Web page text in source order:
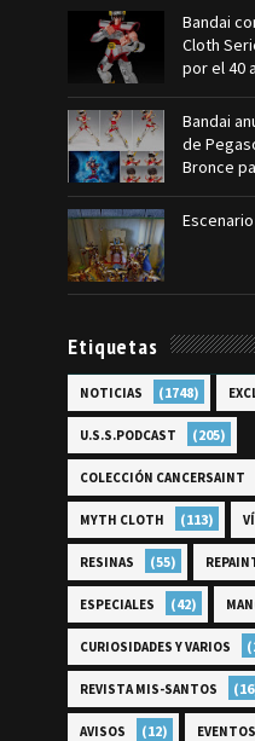
Bandai
Cloth
por el 40
Bandai
de
Bronce
Etiquetas
NOTICIAS (1748)
U.S.S.PODCAST (205)
COLECCIÓN CANCERSAINT
MYTH CLOTH (113)
RESINAS (55)
ESPECIALES (42)
CURIOSIDADES Y VARIOS
REVISTA MIS-SANTOS
AVISOS (12) EVENTOS